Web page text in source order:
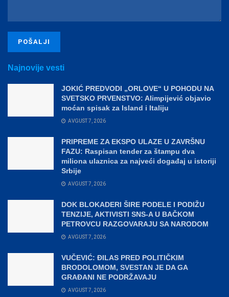
Najnovije vesti
JOKIĆ PREDVODI „ORLOVE“ U POHODU NA
SVETSKO PRVENSTVO: Alimpijević objavio
moćan spisak za Island i Italiju
AVGUST 7, 2026
PRIPREME ZA EKSPO ULAZE U ZAVRŠNU
FAZU: Raspisan tender za štampu dva
miliona ulaznica za najveći događaj u istoriji
Srbije
AVGUST 7, 2026
DOK BLOKADERI ŠIRE PODELE I PODIŽU
TENZIJE, AKTIVISTI SNS-A U BAČKOM
PETROVCU RAZGOVARAJU SA NARODOM
AVGUST 7, 2026
VUČEVIĆ: ĐILAS PRED POLITIČKIM
BRODOLOMOM, SVESTAN JE DA GA
GRAĐANI NE PODRŽAVAJU
AVGUST 7, 2026